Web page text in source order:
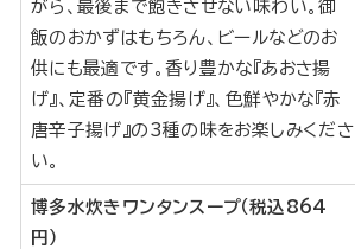
がら、最後まで飽きさせない味わい。御
飯のおかずはもちろん、ビールなどのお
供にも最適です。香り豊かな『あおさ揚
げ』、定番の『黄金揚げ』、色鮮やかな『赤
唐辛子揚げ』の3種の味をお楽しみくださ
い。
博多水炊きワンタンスープ（税込864
円）